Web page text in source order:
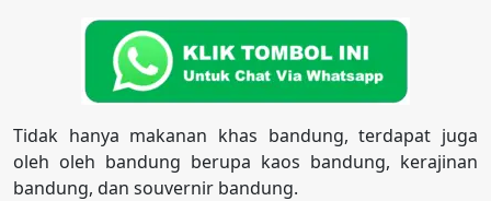
Tidak hanya makanan khas bandung, terdapat juga
oleh oleh bandung berupa kaos bandung, kerajinan
bandung, dan souvernir bandung.